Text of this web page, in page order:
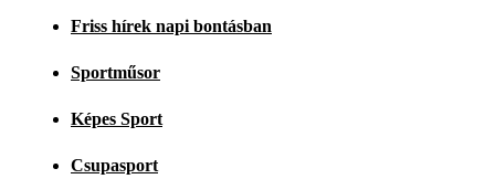
Friss hírek napi bontásban
Sportműsor
Képes Sport
Csupasport